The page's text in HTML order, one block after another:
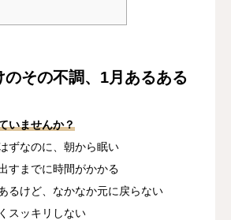
のその不調、1月あるある
いませんか？
ずなのに、朝から眠い
すまでに時間がかかる
るけど、なかなか元に戻らない
スッキリしない